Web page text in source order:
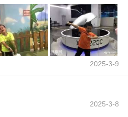
2025-3-9
2025-3-8